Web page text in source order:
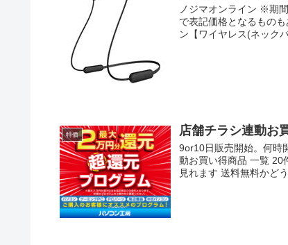
ノジマオンライン ※期
で表記価格となるもの
ン【ワイヤレス(ネック
特価 店舗チラシ連動お
9or10日販売開始。何時
動お買い得商品 一覧 20
見れます 送料無料かど